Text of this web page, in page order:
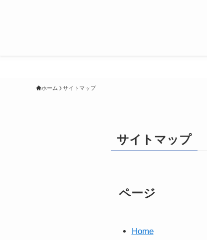
ホーム サイトマップ
サイトマップ
ページ
Home